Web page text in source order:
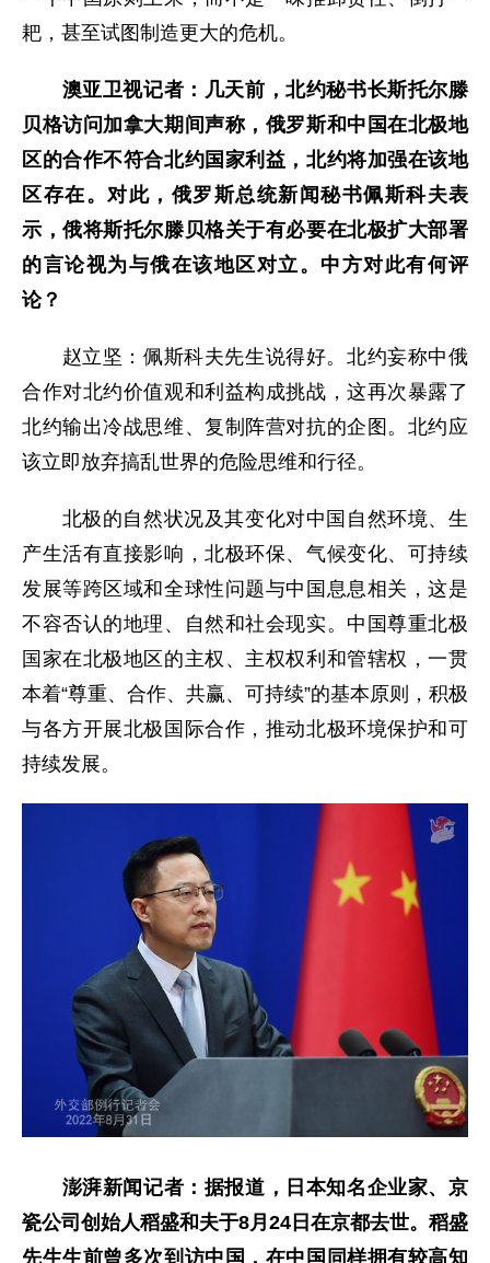
耙，甚至试图制造更大的危机。
澳亚卫视记者：几天前，北约秘书长斯托尔滕
贝格访问加拿大期间声称，俄罗斯和中国在北极地
区的合作不符合北约国家利益，北约将加强在该地
区存在。对此，俄罗斯总统新闻秘书佩斯科夫表
示，俄将斯托尔滕贝格关于有必要在北极扩大部署
的言论视为与俄在该地区对立。中方对此有何评
论？
赵立坚：佩斯科夫先生说得好。北约妄称中俄
合作对北约价值观和利益构成挑战，这再次暴露了
北约输出冷战思维、复制阵营对抗的企图。北约应
该立即放弃搞乱世界的危险思维和行径。
北极的自然状况及其变化对中国自然环境、生
产生活有直接影响，北极环保、气候变化、可持续
发展等跨区域和全球性问题与中国息息相关，这是
不容否认的地理、自然和社会现实。中国尊重北极
国家在北极地区的主权、主权权利和管辖权，一贯
本着“尊重、合作、共赢、可持续”的基本原则，积极
与各方开展北极国际合作，推动北极环境保护和可
持续发展。
澎湃新闻记者：据报道，日本知名企业家、京
瓷公司创始人稻盛和夫于8月24日在京都去世。稻盛
先生生前曾多次到访中国，在中国同样拥有较高知